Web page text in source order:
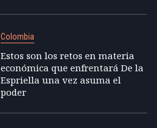
Colombia
Estos son los retos en materia
económica que enfrentará De la
Espriella una vez asuma el
poder